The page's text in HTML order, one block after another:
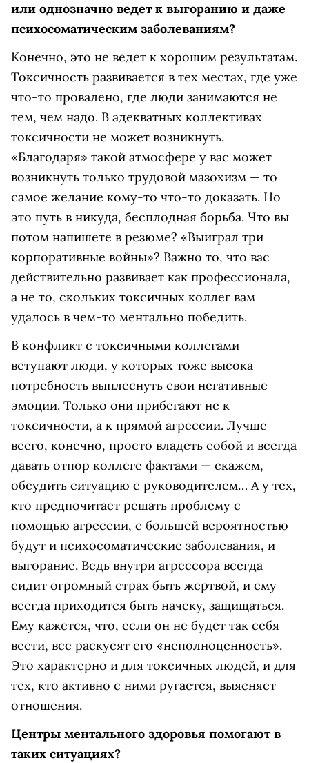
или однозначно ведет к выгоранию и даже
психосоматическим заболеваниям?
Конечно, это не ведет к хорошим результатам.
Токсичность развивается в тех местах, где уже
что-то провалено, где люди занимаются не
тем, чем надо. В адекватных коллективах
токсичности не может возникнуть.
«Благодаря» такой атмосфере у вас может
возникнуть только трудовой мазохизм — то
самое желание кому-то что-то доказать. Но
это путь в никуда, бесплодная борьба. Что вы
потом напишете в резюме? «Выиграл три
корпоративные войны»? Важно то, что вас
действительно развивает как профессионала,
а не то, скольких токсичных коллег вам
удалось в чем-то ментально победить.
В конфликт с токсичными коллегами
вступают люди, у которых тоже высока
потребность выплеснуть свои негативные
эмоции. Только они прибегают не к
токсичности, а к прямой агрессии. Лучше
всего, конечно, просто владеть собой и всегда
давать отпор коллеге фактами — скажем,
обсудить ситуацию с руководителем… А у тех,
кто предпочитает решать проблему с
помощью агрессии, с большей вероятностью
будут и психосоматические заболевания, и
выгорание. Ведь внутри агрессора всегда
сидит огромный страх быть жертвой, и ему
всегда приходится быть начеку, защищаться.
Ему кажется, что, если он не будет так себя
вести, все раскусят его «неполноценность».
Это характерно и для токсичных людей, и для
тех, кто активно с ними ругается, выясняет
отношения.
Центры ментального здоровья помогают в
таких ситуациях?